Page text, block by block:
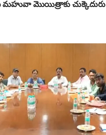
మహువా మొయిత్రాకు చుక్కెదురు